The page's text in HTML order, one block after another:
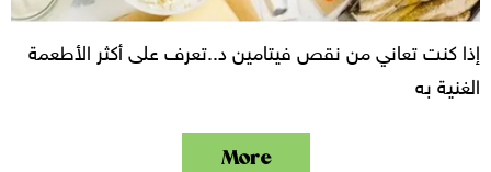
إذا كنت تعاني من نقص فيتامين د..تعرف على أكثر الأطعمة
الغنية به
More